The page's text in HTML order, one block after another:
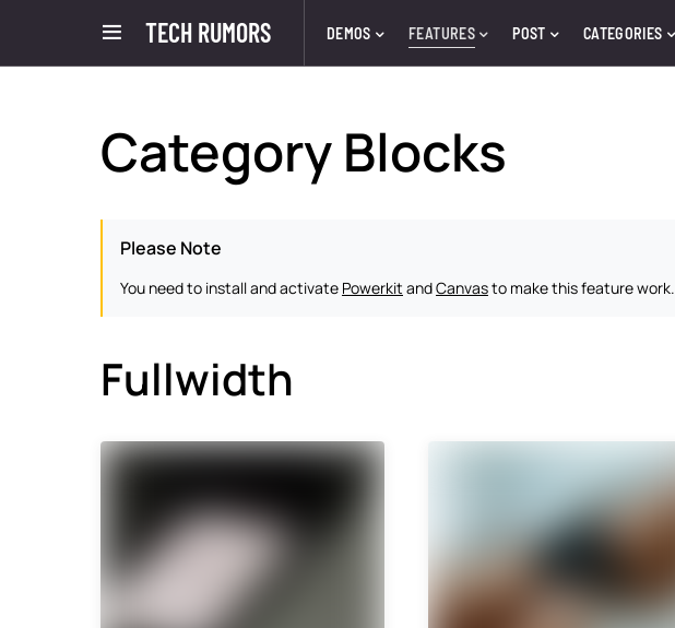
TECH RUMORS DEMOS FEATURES POST CATEGORIES
Category Blocks
Please Note
You need to install and activate Powerkit andCanvasto make this feature work.
Fullwidth